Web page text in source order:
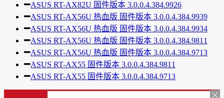
ASUS RT-AX82U 固件版本 3.0.0.4.384.9926
ASUS RT-AX56U 热血版 固件版本 3.0.0.4.384.9939
ASUS RT-AX56U 热血版 固件版本 3.0.0.4.384.9934
ASUS RT-AX56U 热血版 固件版本 3.0.0.4.384.9811
ASUS RT-AX56U 热血版 固件版本 3.0.0.4.384.9713
ASUS RT-AX55 固件版本 3.0.0.4.384.9811
ASUS RT-AX55 固件版本 3.0.0.4.384.9713